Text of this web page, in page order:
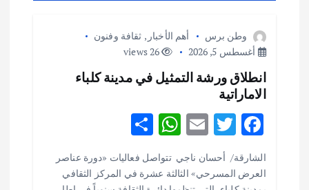
ت
وطن برس أهم الأخبار , ثقافة وفنون
أغسطس 5, 2026
26 views
انطلاق ورشة التمثيل في مدينة كلباء
الاماراتية
F
ac
e
T
w
it
E
ai
W
h
at
h
ar
الشارقة/ أحسان ناجي تتواصل فعاليات «دورة عناصر
العرض المسرحي» الثالثة عشرة في المركز الثقافي